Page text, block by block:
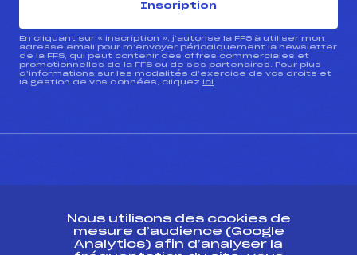
Inscription
En cliquant sur « inscription », j’autorise la FFS à utiliser mon
adresse email pour m’envoyer périodiquement la newsletter
de la FFS, qui peut contenir des offres commerciales et
promotionnelles de la FFS ou de ses partenaires. Pour plus
d’informations sur les modalités d’exercice de vos droits et
la gestion de vos données, cliquez ici
Nous utilisons des cookies de
mesure d’audience (Google
Analytics) afin d’analyser la